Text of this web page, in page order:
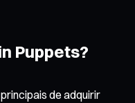
Puppets?
de adquirir